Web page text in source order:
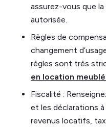
assurez-vous que
autorisée.
Règles de
changement
règles sont très
en location
Fiscalité :
et les déclarations
revenus locatifs,